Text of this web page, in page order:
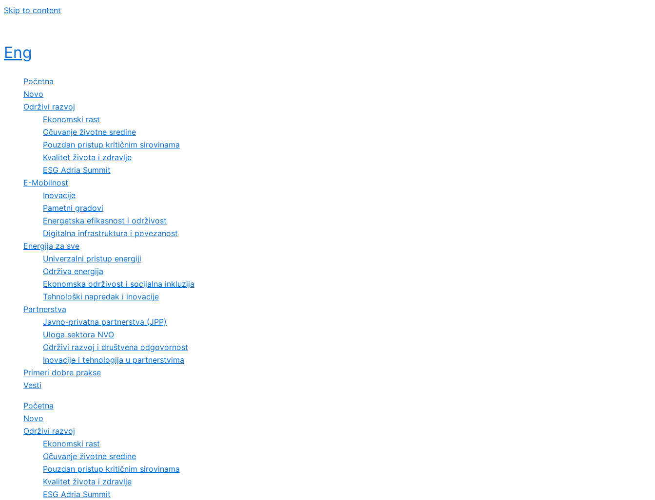
Skip to content
Eng
Početna
Novo
Održivi razvoj
Ekonomski rast
Očuvanje životne sredine
Pouzdan pristup kritičnim sirovinama
Kvalitet života i zdravlje
ESG Adria Summit
E-Mobilnost
Inovacije
Pametni gradovi
Energetska efikasnost i održivost
Digitalna infrastruktura i povezanost
Energija za sve
Univerzalni pristup energiji
Održiva energija
Ekonomska održivost i socijalna inkluzija
Tehnološki napredak i inovacije
Partnerstva
Javno-privatna partnerstva (JPP)
Uloga sektora NVO
Održivi razvoj i društvena odgovornost
Inovacije i tehnologija u partnerstvima
Primeri dobre prakse
Vesti
Početna
Novo
Održivi razvoj
Ekonomski rast
Očuvanje životne sredine
Pouzdan pristup kritičnim sirovinama
Kvalitet života i zdravlje
ESG Adria Summit